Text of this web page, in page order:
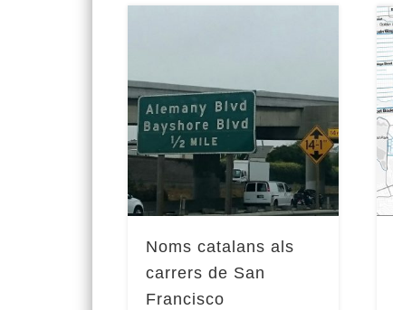
Noms catalans als
carrers de San
Francisco